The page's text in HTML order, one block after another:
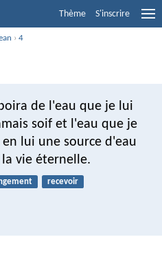
Thème S'inscrire
›4
de l'eau que je lui
soif et l'eau que je
lui une source d'eau
vie éternelle.
recevoir